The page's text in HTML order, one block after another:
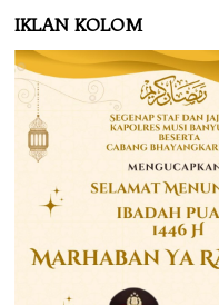
IKLAN KOLOM